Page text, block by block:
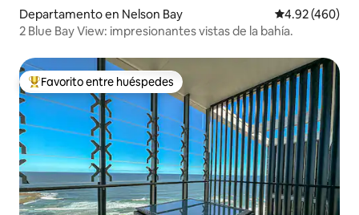
Departamento en Nelson Bay Calificación
4.92 (460)
2 Blue Bay View: impresionantes vistas de la bahía.
De los mejores en Favorito entre huéspedes
Favorito entre huéspedes